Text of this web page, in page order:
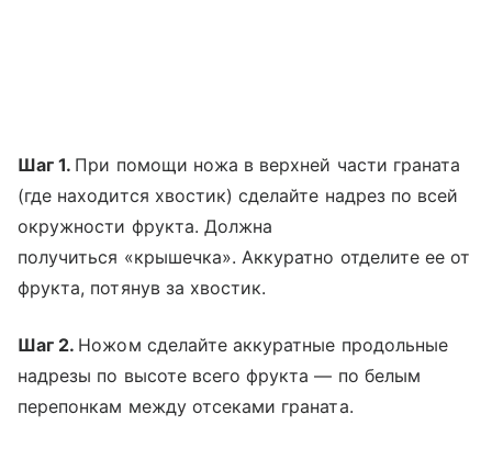
Шаг 1. При помощи ножа в верхней части граната
(где находится хвостик) сделайте надрез по всей
окружности фрукта. Должна
получиться «крышечка». Аккуратно отделите ее от
фрукта, потянув за хвостик.
Шаг 2. Ножом сделайте аккуратные продольные
надрезы по высоте всего фрукта — по белым
перепонкам между отсеками граната.